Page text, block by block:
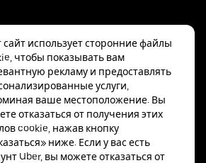
Inc.
сайт использует сторонние файлы
чтобы показывать вам
рекламу и предоставлять
услуги,
ваше местоположение. Вы
отказаться от получения этих
cookie, нажав кнопку
ниже. Если у вас есть
Uber, вы можете отказаться от